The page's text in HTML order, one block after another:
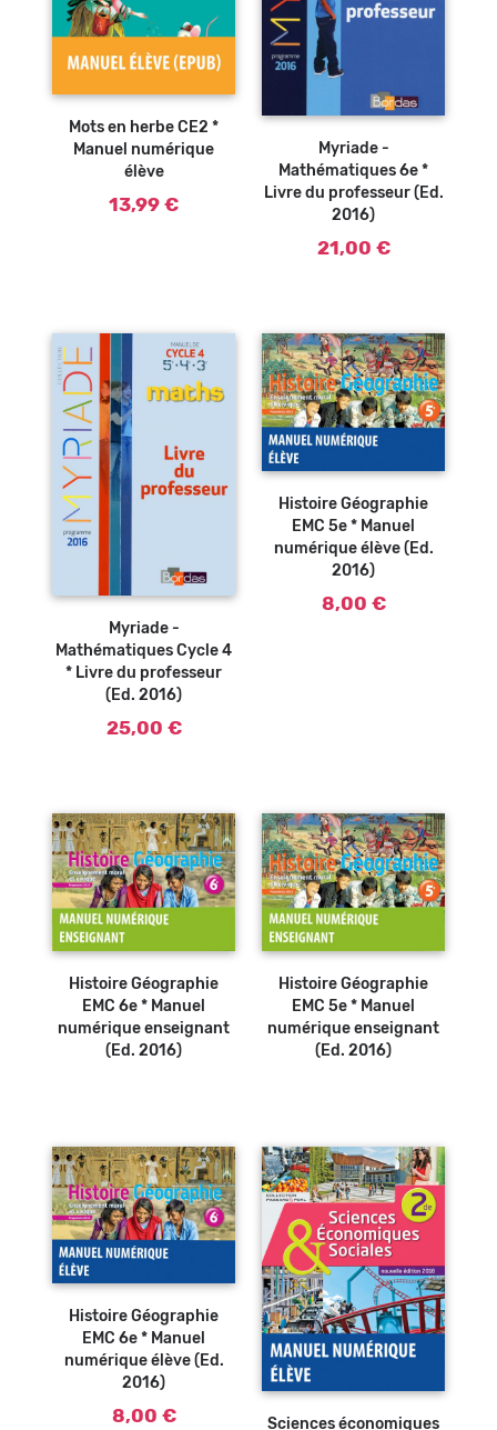
Mots en herbe CE2 *
Manuel numérique
élève
13,99 €
Ajouter au
Myriade -
Mathématiques 6e *
Livre du professeur (Ed.
2016)
21,00 €
Ajouter au
Myriade -
Mathématiques Cycle 4
* Livre du professeur
(Ed. 2016)
25,00 €
Ajouter au
Histoire Géographie
EMC 5e * Manuel
numérique élève (Ed.
2016)
8,00 €
Histoire Géographie
EMC 6e * Manuel
numérique enseignant
(Ed. 2016)
Histoire Géographie
EMC 5e * Manuel
numérique enseignant
(Ed. 2016)
Ajouter au
Histoire Géographie
EMC 6e * Manuel
numérique élève (Ed.
2016)
8,00 €
Ajouter au
Sciences économiques